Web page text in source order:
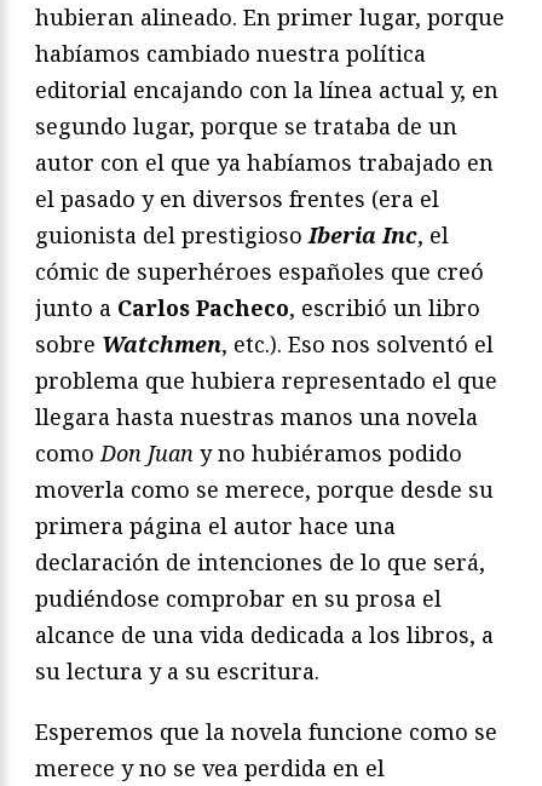
hubieran alineado. En primer lugar, porque
habíamos cambiado nuestra política
editorial encajando con la línea actual y, en
segundo lugar, porque se trataba de un
autor con el que ya habíamos trabajado en
el pasado y en diversos frentes (era el
guionista del prestigiosoIberia Inc, el
cómic de superhéroes españoles que creó
junto a Carlos Pacheco, escribió un libro
sobre Watchmen, etc.). Eso nos solventó el
problema que hubiera representado el que
llegara hasta nuestras manos una novela
comoDon Juan y no hubiéramos podido
moverla como se merece, porque desde su
primera página el autor hace una
declaración de intenciones de lo que será,
pudiéndose comprobar en su prosa el
alcance de una vida dedicada a los libros, a
su lectura y a su escritura.
Esperemos que la novela funcione como se
merece y no se vea perdida en el